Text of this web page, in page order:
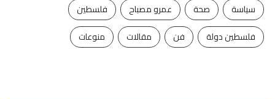
سياسة
صحة عمرو مصباح
فلسطين
فلسطين دولة
فن مقالات منوعات